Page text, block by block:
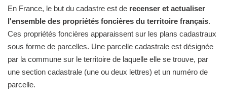
En France, le but du cadastre est de recenser et actualiser
l'ensemble des propriétés foncières du territoire français.
Ces propriétés foncières apparaissent sur les plans cadastraux
sous forme de parcelles. Une parcelle cadastrale est désignée
par la commune sur le territoire de laquelle elle se trouve, par
une section cadastrale (une ou deux lettres) et un numéro de
parcelle.